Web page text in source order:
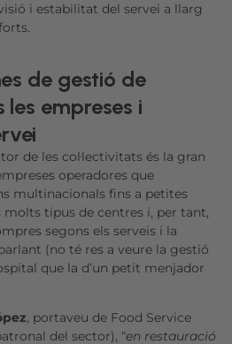
i estabilitat del servei a llarg
de gestió de
les empreses i
de les col·lectivitats és la gran
operadores que
multinacionals fins a petites
molts tipus de centres i, per tant,
segons els serveis i la
(no té res a veure la gestió
que la d’un petit menjador
, portaveu de Food Service
del sector), “en restauració